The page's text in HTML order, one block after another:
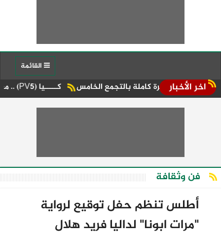
اخر الأخبار كـــــيا (PV5) .. معيار جديد من القيادة الإستثنائية كاملة بالتجمع الخامس
فن وثقافة
أطلس تنظم حفل توقيع لرواية
"مرات ابونا" لداليا فريد هلال